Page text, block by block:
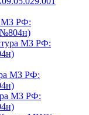
МЗ РФ:
№804н)
МЗ РФ:
МЗ РФ:
МЗ РФ: